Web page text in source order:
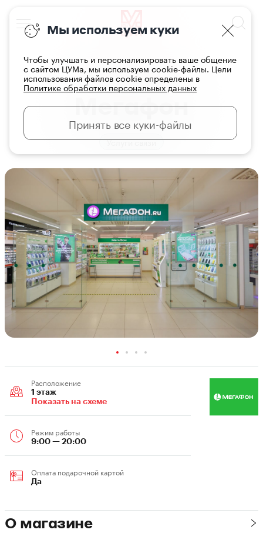
Главная Магазины
Мегафон
Услуги связи
Расположение
1 этаж
Показать на схеме
Режим работы
9:00 — 20:00
Оплата подарочной картой
Да
О магазине
Мы используем куки
Чтобы улучшать и персонализировать ваше общение
с сайтом ЦУМа, мы используем cookie-файлы. Цели
использования файлов cookie определены в
Политике обработки персональных данных
Принять все куки-файлы